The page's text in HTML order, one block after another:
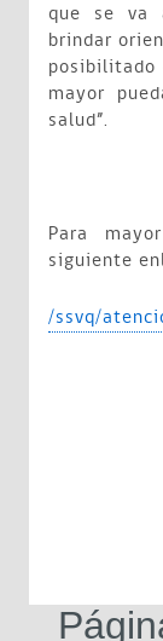
que se va
brindar
posibilitado
mayor
salud”.
Para
siguiente
/ssvq/